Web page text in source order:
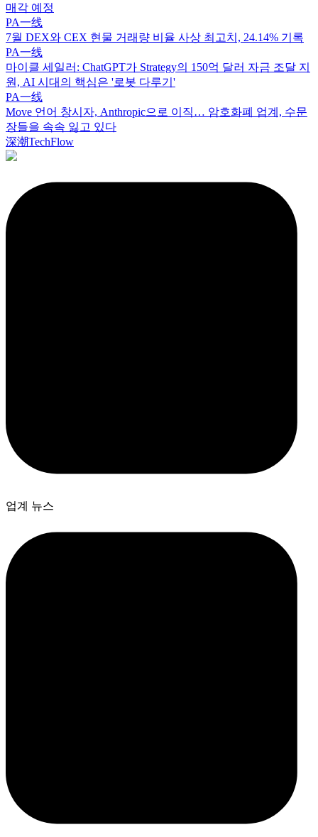
매각 예정
PA一线
7월 DEX와 CEX 현물 거래량 비율 사상 최고치, 24.14% 기록
PA一线
마이클 세일러: ChatGPT가 Strategy의 150억 달러 자금 조달 지
원, AI 시대의 핵심은 '로봇 다루기'
PA一线
Move 언어 창시자, Anthropic으로 이직… 암호화폐 업계, 수문
장들을 속속 잃고 있다
深潮TechFlow
업계 뉴스